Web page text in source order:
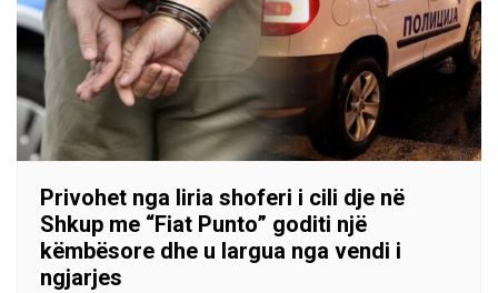
Privohet nga liria shoferi i cili dje në
Shkup me “Fiat Punto” goditi një
këmbësore dhe u largua nga vendi i
ngjarjes